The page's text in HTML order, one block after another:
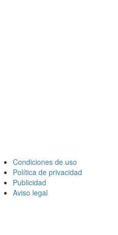
Condiciones de uso
Política de privacidad
Publicidad
Aviso legal